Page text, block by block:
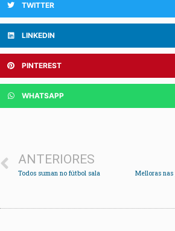
TWITTER
LINKEDIN
PINTEREST
WHATSAPP
ANTERIORES
Todos suman no fútbol sala